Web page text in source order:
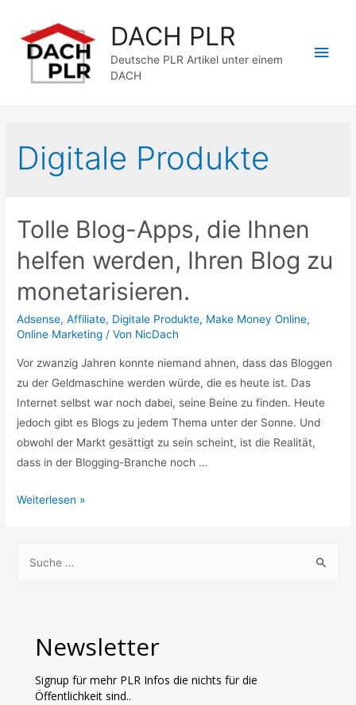
springen
DACH PLR
Deutsche PLR Artikel unter einem
DACH
Digitale Produkte
Tolle Blog-Apps, die Ihnen
helfen werden, Ihren Blog zu
monetarisieren.
Adsense,Affiliate, Digitale Produkte, Make Money Online,
Online Marketing / Von NicDach
Vor zwanzig Jahren konnte niemand ahnen, dass das Bloggen
zu der Geldmaschine werden würde, die es heute ist. Das
Internet selbst war noch dabei, seine Beine zu finden. Heute
jedoch gibt es Blogs zu jedem Thema unter der Sonne. Und
obwohl der Markt gesättigt zu sein scheint, ist die Realität,
dass in der Blogging-Branche noch …
Tolle
die
Ihren
Blog
monetarisieren.
Weiterlesen »
Newsletter
Signup für mehr PLR Infos die nichts für die
Öffentlichkeit sind..